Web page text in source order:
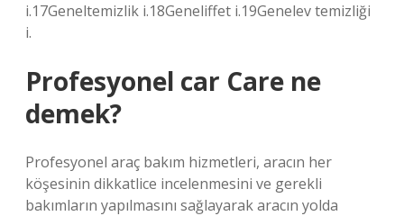
i.17Geneltemizlik i.18Geneliffet i.19Genelev temizliği
i.
Profesyonel car Care ne
demek?
Profesyonel araç bakım hizmetleri, aracın her
köşesinin dikkatlice incelenmesini ve gerekli
bakımların yapılmasını sağlayarak aracın yolda